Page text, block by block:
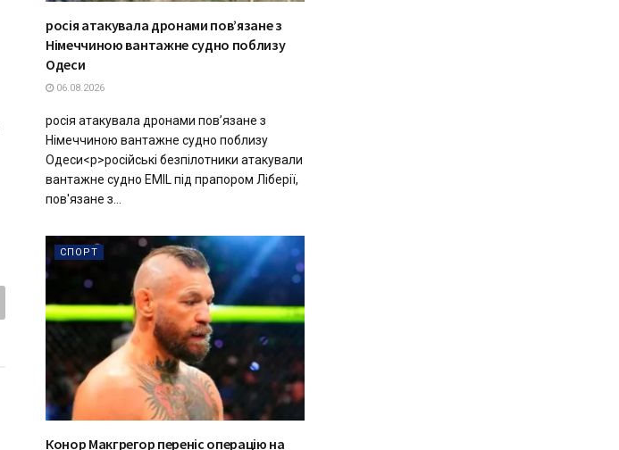
росія атакувала дронами пов’язане з
Німеччиною вантажне судно поблизу
Одеси
06.08.2026
росія атакувала дронами пов’язане з
Німеччиною вантажне судно поблизу
Одеси<p>російські безпілотники атакували
вантажне судно EMIL під прапором Ліберії,
пов'язане з...
СПОРТ
Конор Макгрегор переніс операцію на